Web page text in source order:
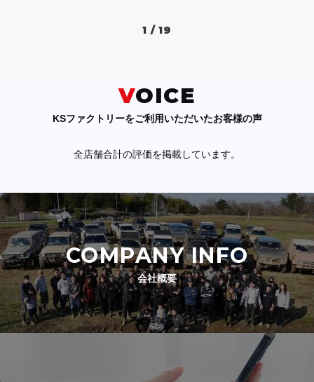
1 / 19
VOICE
KSファクトリーをご利用いただいたお客様の声
全店舗合計の評価を掲載しています。
COMPANY INFO
会社概要